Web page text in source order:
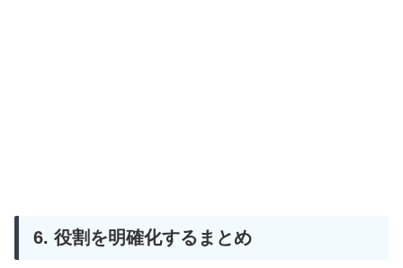
6. 役割を明確化するまとめ